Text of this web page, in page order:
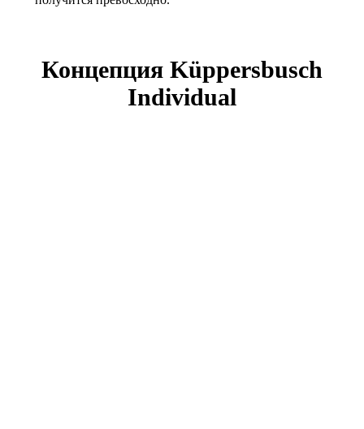
Концепция Küppersbusch
Individual